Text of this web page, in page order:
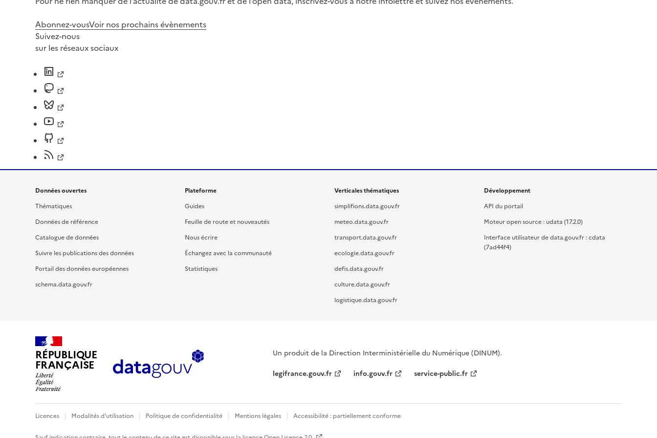
Abonnez-vousVoir nos prochains évènements
Suivez-nous
sur les réseaux sociaux
Données ouvertes
Thématiques
Données de référence
Catalogue de données
Suivre les publications des données
Portail des données européennes
schema.data.gouv.fr
Plateforme
Guides
Feuille de route et nouveautés
Nous écrire
Échangez avec la communauté
Statistiques
Verticales thématiques
simplifions.data.gouv.fr
meteo.data.gouv.fr
transport.data.gouv.fr
ecologie.data.gouv.fr
defis.data.gouv.fr
culture.data.gouv.fr
logistique.data.gouv.fr
Développement
API du portail
Moteur open source : udata (17.2.0)
Interface utilisateur de data.gouv.fr : cdata
(7ad44f4)
RÉPUBLIQUE
FRANÇAISE
Un produit de la Direction Interministérielle du Numérique (DINUM).
legifrance.gouv.fr
info.gouv.fr service-public.fr
Licences Modalités d'utilisation Politique de confidentialité Mentions légales Accessibilité : partiellement conforme